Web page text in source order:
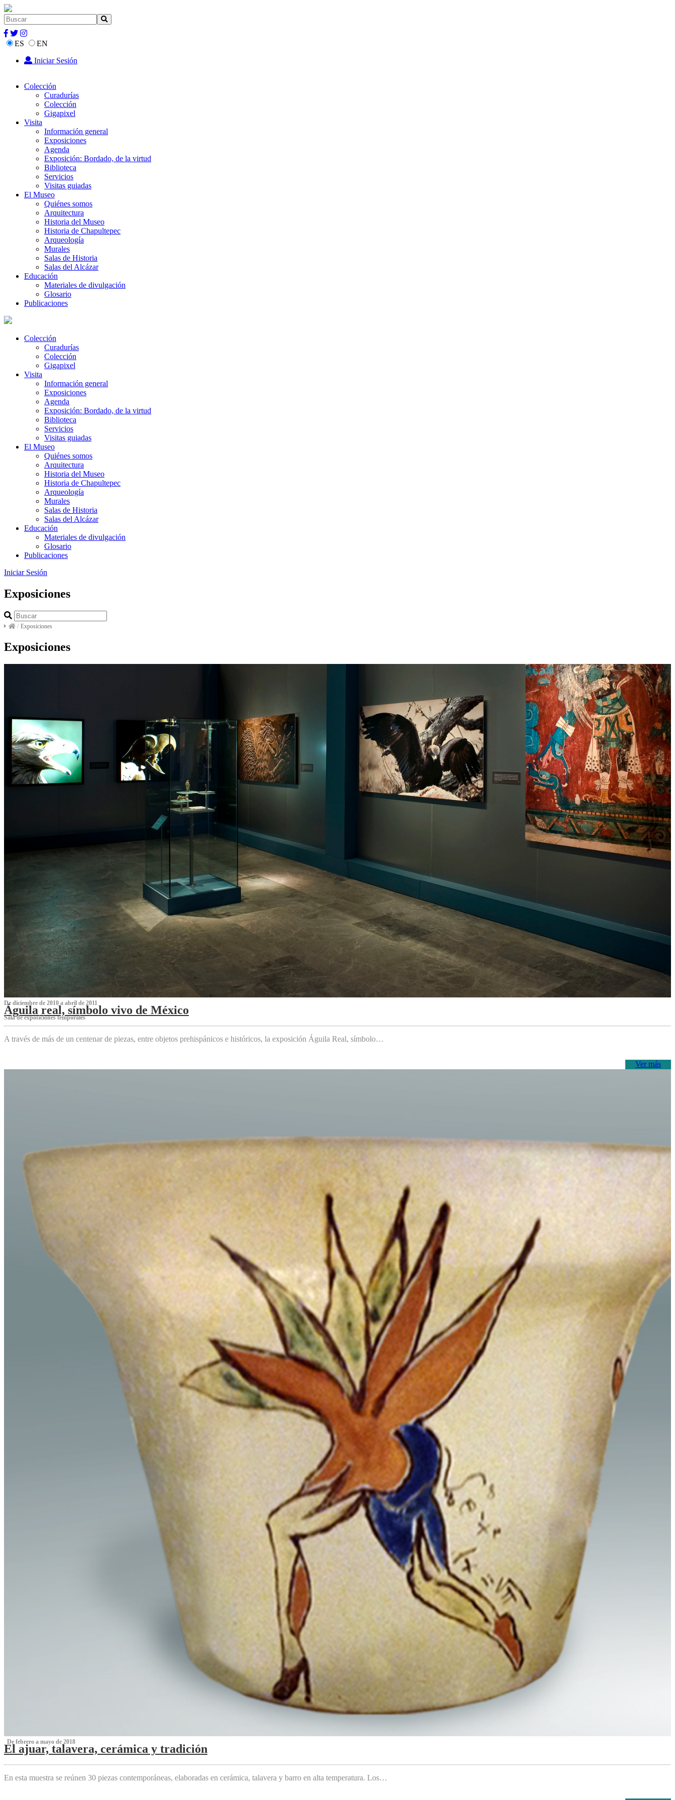
ES
EN
Iniciar Sesión
Colección
Curadurías
Colección
Gigapixel
Visita
Información general
Exposiciones
Agenda
Exposición: Bordado, de la virtud
Biblioteca
Servicios
Visitas guiadas
El Museo
Quiénes somos
Arquitectura
Historia del Museo
Historia de Chapultepec
Arqueología
Murales
Salas de Historia
Salas del Alcázar
Educación
Materiales de divulgación
Glosario
Publicaciones
Colección
Curadurías
Colección
Gigapixel
Visita
Información general
Exposiciones
Agenda
Exposición: Bordado, de la virtud
Biblioteca
Servicios
Visitas guiadas
El Museo
Quiénes somos
Arquitectura
Historia del Museo
Historia de Chapultepec
Arqueología
Murales
Salas de Historia
Salas del Alcázar
Educación
Materiales de divulgación
Glosario
Publicaciones
Iniciar Sesión
Exposiciones
/ Exposiciones
Exposiciones
De diciembre de 2010 a abril de 2011
Águila real, símbolo vivo de México
Sala de exposiciones temporales
A través de más de un centenar de piezas, entre objetos prehispánicos e históricos, la exposición Águila Real, símbolo…
Ver más
‌ De febrero a mayo de 2018
El ajuar, talavera, cerámica y tradición
‌
En esta muestra se reúnen 30 piezas contemporáneas, elaboradas en cerámica, talavera y barro en alta temperatura. Los…